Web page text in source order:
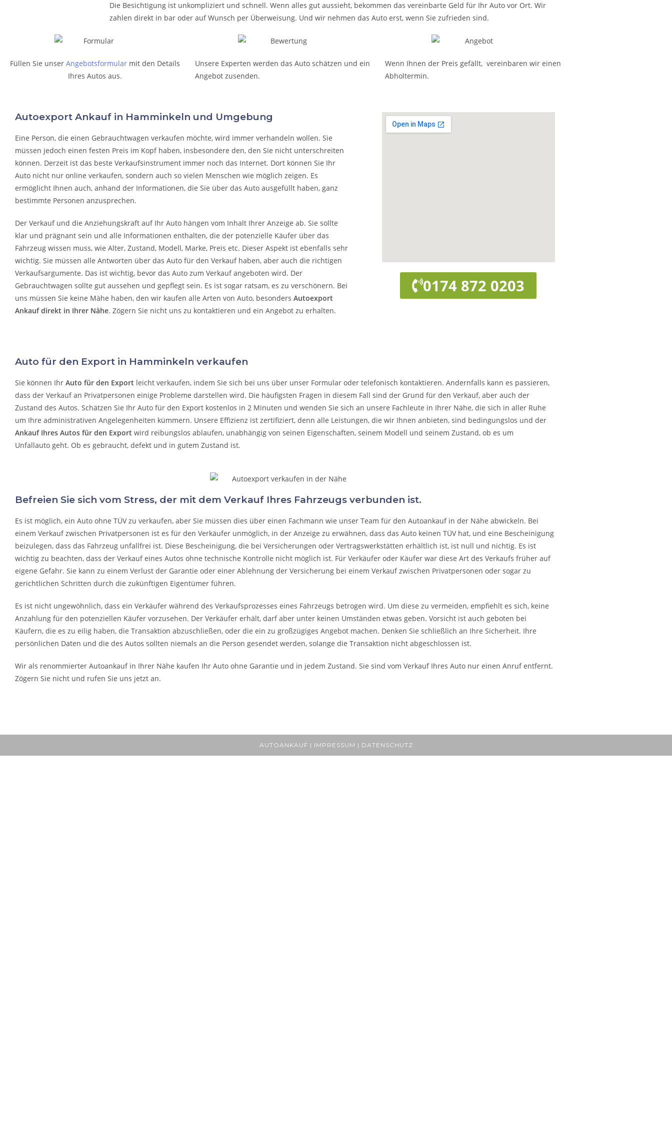
Die Besichtigung ist unkompliziert und schnell. Wenn alles gut aussieht, bekommen das vereinbarte Geld für Ihr Auto vor Ort. Wir
zahlen direkt in bar oder auf Wunsch per Überweisung. Und wir nehmen das Auto erst, wenn Sie zufrieden sind.
Füllen Sie unser Angebotsformularmit den Details
Ihres Autos aus.
Unsere Experten werden das Auto schätzen und ein
Angebot zusenden.
Wenn Ihnen der Preis gefällt, vereinbaren wir einen
Abholtermin.
Autoexport Ankauf in Hamminkeln und Umgebung
Eine Person, die einen Gebrauchtwagen verkaufen möchte, wird immer verhandeln wollen. Sie
müssen jedoch einen festen Preis im Kopf haben, insbesondere den, den Sie nicht unterschreiten
können. Derzeit ist das beste Verkaufsinstrument immer noch das Internet. Dort können Sie Ihr
Auto nicht nur online verkaufen, sondern auch so vielen Menschen wie möglich zeigen. Es
ermöglicht Ihnen auch, anhand der Informationen, die Sie über das Auto ausgefüllt haben, ganz
bestimmte Personen anzusprechen.
Der Verkauf und die Anziehungskraft auf Ihr Auto hängen vom Inhalt Ihrer Anzeige ab. Sie sollte
klar und prägnant sein und alle Informationen enthalten, die der potenzielle Käufer über das
Fahrzeug wissen muss, wie Alter, Zustand, Modell, Marke, Preis etc. Dieser Aspekt ist ebenfalls sehr
wichtig. Sie müssen alle Antworten über das Auto für den Verkauf haben, aber auch die richtigen
Verkaufsargumente. Das ist wichtig, bevor das Auto zum Verkauf angeboten wird. Der
Gebrauchtwagen sollte gut aussehen und gepflegt sein. Es ist sogar ratsam, es zu verschönern. Bei
uns müssen Sie keine Mähe haben, den wir kaufen alle Arten von Auto, besonders Autoexport
Ankauf direkt in Ihrer Nähe. Zögern Sie nicht uns zu kontaktieren und ein Angebot zu erhalten.
0174 872 0203
Auto für den Export in Hamminkeln verkaufen
Sie können Ihr Auto für den Export leicht verkaufen, indem Sie sich bei uns über unser Formular oder telefonisch kontaktieren. Andernfalls kann es passieren,
dass der Verkauf an Privatpersonen einige Probleme darstellen wird. Die häufigsten Fragen in diesem Fall sind der Grund für den Verkauf, aber auch der
Zustand des Autos. Schätzen Sie Ihr Auto für den Export kostenlos in 2 Minuten und wenden Sie sich an unsere Fachleute in Ihrer Nähe, die sich in aller Ruhe
um Ihre administrativen Angelegenheiten kümmern. Unsere Effizienz ist zertifiziert, denn alle Leistungen, die wir Ihnen anbieten, sind bedingungslos und der
Ankauf Ihres Autos für den Export wird reibungslos ablaufen, unabhängig von seinen Eigenschaften, seinem Modell und seinem Zustand, ob es um
Unfallauto geht. Ob es gebraucht, defekt und in gutem Zustand ist.
Befreien Sie sich vom Stress, der mit dem Verkauf Ihres Fahrzeugs verbunden ist.
Es ist möglich, ein Auto ohne TÜV zu verkaufen, aber Sie müssen dies über einen Fachmann wie unser Team für den Autoankauf in der Nähe abwickeln. Bei
einem Verkauf zwischen Privatpersonen ist es für den Verkäufer unmöglich, in der Anzeige zu erwähnen, dass das Auto keinen TÜV hat, und eine Bescheinigung
beizulegen, dass das Fahrzeug unfallfrei ist. Diese Bescheinigung, die bei Versicherungen oder Vertragswerkstätten erhältlich ist, ist null und nichtig. Es ist
wichtig zu beachten, dass der Verkauf eines Autos ohne technische Kontrolle nicht möglich ist. Für Verkäufer oder Käufer war diese Art des Verkaufs früher auf
eigene Gefahr. Sie kann zu einem Verlust der Garantie oder einer Ablehnung der Versicherung bei einem Verkauf zwischen Privatpersonen oder sogar zu
gerichtlichen Schritten durch die zukünftigen Eigentümer führen.
Es ist nicht ungewöhnlich, dass ein Verkäufer während des Verkaufsprozesses eines Fahrzeugs betrogen wird. Um diese zu vermeiden, empfiehlt es sich, keine
Anzahlung für den potenziellen Käufer vorzusehen. Der Verkäufer erhält, darf aber unter keinen Umständen etwas geben. Vorsicht ist auch geboten bei
Käufern, die es zu eilig haben, die Transaktion abzuschließen, oder die ein zu großzügiges Angebot machen. Denken Sie schließlich an Ihre Sicherheit. Ihre
persönlichen Daten und die des Autos sollten niemals an die Person gesendet werden, solange die Transaktion nicht abgeschlossen ist.
Wir als renommierter Autoankauf in Ihrer Nähe kaufen Ihr Auto ohne Garantie und in jedem Zustand. Sie sind vom Verkauf Ihres Auto nur einen Anruf entfernt.
Zögern Sie nicht und rufen Sie uns jetzt an.
AUTOANKAUF | IMPRESSUM | DATENSCHUTZ